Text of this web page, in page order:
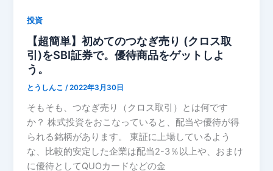
投資
【超簡単】初めてのつなぎ売り (クロス取
引)をSBI証券で。優待商品をゲットしよ
う。
とうしんこ/2022年3月30日
そもそも、つなぎ売り（クロス取引）とは何です
か？ 株式投資をおこなっていると、配当や優待が得
られる銘柄があります。 東証に上場しているよう
な、比較的安定した企業は配当2-3％以上や、おまけ
に優待としてQUOカードなどの金